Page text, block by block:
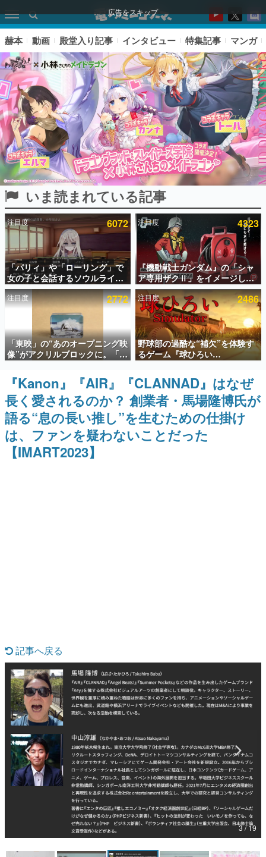
広告をスキップ
ピックアップ
電ファミのいま読まれている記事ランキング
アプリセール情報
インタビュー
連載・特集一覧
殿堂入り記事
SNS拡散数が数千以上！ ページビュー数万以上！ などな
ど。多くの人々に読まれた、電ファミ渾身の“殿堂入り”記
事をまとめました。
ゲームの企画書
名作ゲームクリエイターの方々に製作時のエピソードをお
聞きし、ヒットする企画（ゲーム）とは何か？を探ってい
きます。
赫本
この物語を解いてはいけない。『赫本』は、〈試験問題〉
の形をした短編ホラー小説集です。
なんでゲームは面白い？
ゲーム開発者・hamatsu氏がゲームの魅力を画面や操作の
具体的な形から解き明かしていく、硬派で骨太な評論連載
です。
ゲームが変えた日本語
の起源や用法の変遷を、コンピューター文化史研究家・タ
イニーP氏が徹底調査。
カテゴリ
赫本 動画 殿堂入り記事 インタビュー 特集記事 マンガ
いま読まれている記事
注目度 6072
「パリィ」や「ローリング」で
女の子と会話するソウルライク
恋愛ゲーム『小早川さんはソウ
ルライク』無料公開。返事に失
敗すると「YOU DIED」
注目度 4323
『機動戦士ガンダム』の「シャ
ア専用ザクⅡ」をイメージした
散水ホースリールが予約開始。
本体にはシャアのパーソナルマ
ークやジオン公国軍のエンブレ
ム、型式番号などを配置
注目度 2772
「東映」の“あのオープニング映
像”がアクリルブロックに。「東
映ヒストリカル グッズコレクシ
ョン」が8月下旬より発売
注目度 2486
野球部の過酷な“補欠”を体験す
るゲーム『球ひろい
Simulator』が「1件」のウィッ
シュリストをもとにチェコ語に
対応しSNSで話題に。『キング
ダム・カム』開発元やチェコの
プロ野球選手から称賛の声
『Kanon』『AIR』『CLANNAD』はなぜ
長く愛されるのか？ 創業者・馬場隆博氏が
語る“息の長い推し”を生むための仕掛け
は、ファンを疑わないことだった
【IMART2023】
記事へ戻る
3 / 19